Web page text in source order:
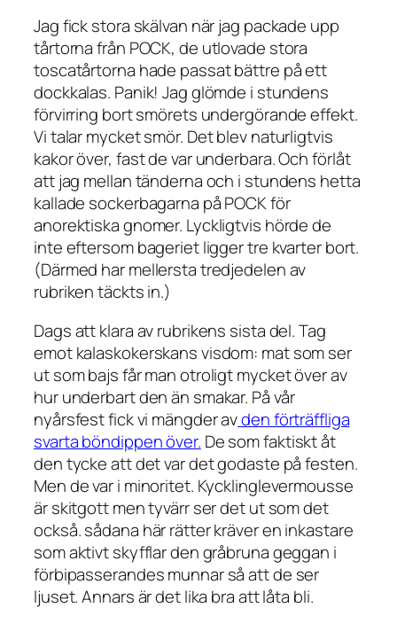
Jag fick stora skälvan när jag packade upp
tårtorna från POCK, de utlovade stora
toscatårtorna hade passat bättre på ett
dockkalas. Panik! Jag glömde i stundens
förvirring bort smörets undergörande effekt.
Vi talar mycket smör. Det blev naturligtvis
kakor över, fast de var underbara. Och förlåt
att jag mellan tänderna och i stundens hetta
kallade sockerbagarna på POCK för
anorektiska gnomer. Lyckligtvis hörde de
inte eftersom bageriet ligger tre kvarter bort.
(Därmed har mellersta tredjedelen av
rubriken täckts in.)
Dags att klara av rubrikens sista del. Tag
emot kalaskokerskans visdom: mat som ser
ut som bajs får man otroligt mycket över av
hur underbart den än smakar. På vår
nyårsfest fick vi mängder avden förträffliga
svarta böndippen över. De som faktiskt åt
den tycke att det var det godaste på festen.
Men de var i minoritet. Kycklinglevermousse
är skitgott men tyvärr ser det ut som det
också. sådana här rätter kräver en inkastare
som aktivt skyfflar den gråbruna geggan i
förbipasserandes munnar så att de ser
ljuset. Annars är det lika bra att låta bli.